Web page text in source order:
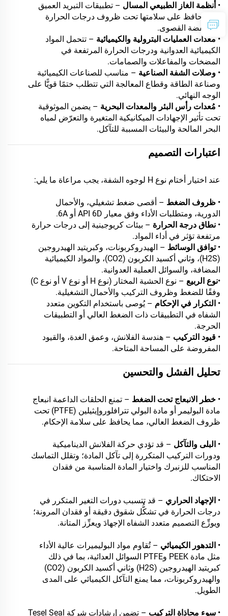
• أنظمة الغاز الطبيعي المسال – تطبيقات التبريد العميق
التي تحافظ على سلامتها تحت ظروف درجات الحرارة
المنخفضة القصوى.
• معدات العمليات البترولية والكيميائية – تتحمل المواد
الكيميائية العدوانية ودرجات الحرارة المرتفعة في
المضخات والمفاعلات والصمامات.
• وصلات الشفة الصناعية – مناسب للصناعات الكيميائية
وصناعة الطاقة وقطاع المعالجة التي تتطلب ختمًا قويًّا على
الوجه النهائي.
• مُعدات رأس البئر والمعدات البحرية – يضمن الموثوقية
تحت تأثير الإجهادات الميكانيكية المتغيرة والتعرّض لمياه
البحر المالحة والبيئات المسببة للتآكل.
اعتبارات التصميم
عند اختيار أختام نوع H لوجوه الشفة، يجب مراعاة ما يلي:
• ظروف الضغط – أقصى ضغط تشغيلي، والأحمال
الدورية، ومتطلبات الأداء وفق معيار API 6D أو 6A.
• نطاق درجة الحرارة – بيئات كريوجينية إلى درجات حرارة
مرتفعة تؤثر في أداء المواد.
•توافق الوسائط – الهيدروكربونات، وكبريتيد الهيدروجين
(H2S)، وثاني أكسيد الكربون (CO2)، والمواد الكيميائية
المضافة، والسوائل العملية العدوانية.
•نوع الربيع
– نوع الحشية المختار (نوع H أو نوع V أو نوع C)
وفقًا للضغط وظروف التركيب والأحمال التشغيلية.
• التكرار في الإحكام – يُوصى باستخدام التكوين متعدد
الشفاه في التطبيقات ذات الضغط العالي أو التطبيقات
الحرجة.
• قيود التركيب – هندسة الفلانش، وعمق الغدة، والقيود
المفروضة على المساحة المتاحة.
تحليل الفشل والتحسين
• خطر الانبعاج تحت الضغط – تمنع الحلقات الداعمة انبعاج
مادة البوليمر أو مادة البولي تترافلوروإيثيلين (PTFE) تحت
ظروف الضغط العالي، مما يحافظ على سلامة الإحكام.
• البلى والتآكل – قد تؤدي حركة الفلانش الديناميكية
ودورات التركيب المتكررة إلى تآكل المادة؛ وتقلل التماسك
المناسب للزنبرك واختيار المادة المناسبة من فقدان
الاحتكاك.
• الإجهاد الحراري – قد تتسبب دورات التغير المتكرر في
درجات الحرارة في تشكُّل شقوق دقيقة أو فقدان المرونة؛
ويوزِّع التصميم متعدد الشفاه الإجهادَ ويعزِّز المتانة.
• التدهور الكيميائي – تُقاوم مواد البوليميرات عالية الأداء
مثل مادة PEEK وPTFE السوائل العدائية، بما في ذلك
كبريتيد الهيدروجين (H2S) وثاني أكسيد الكربون (CO2)
والهيدروكربونات، مما يمنع التآكل الكيميائي على المدى
الطويل.
• سوء محاذاة التركيب – تضمن إرشادات شركة Tesel Seal